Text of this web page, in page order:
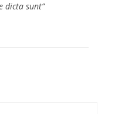
dicta sunt”